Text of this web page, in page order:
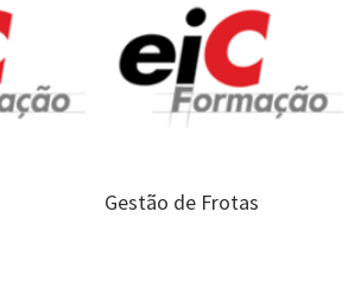
Gestão de Frotas